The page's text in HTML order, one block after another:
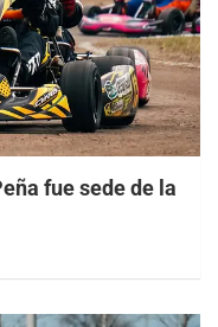
fue sede de la